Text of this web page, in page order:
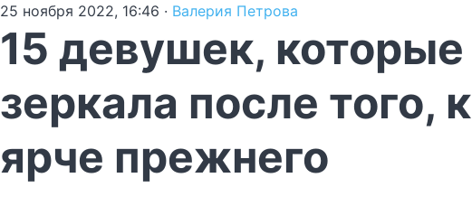
25 ноября 2022, 16:46 · Валерия Петрова
15 девушек,
зеркала после того,
ярче прежнего